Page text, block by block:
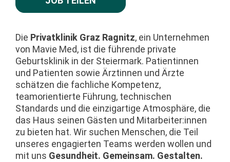
Die Privatklinik Graz Ragnitz, ein Unternehmen
von Mavie Med, ist die führende private
Geburtsklinik in der Steiermark. Patientinnen
und Patienten sowie Ärztinnen und Ärzte
schätzen die fachliche Kompetenz,
teamorientierte Führung, technischen
Standards und die einzigartige Atmosphäre, die
das Haus seinen Gästen und Mitarbeiter:innen
zu bieten hat. Wir suchen Menschen, die Teil
unseres engagierten Teams werden wollen und
mit uns Gesundheit. Gemeinsam. Gestalten.